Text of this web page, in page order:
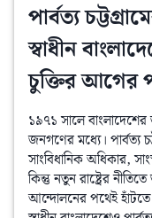
পার্বত্য
স্বাধীন
চুক্তির আগের
১৯৭১ সালে
জনগণের মধ্যে। পার্বত্য
সাংবিধানিক অধিকার,
কিন্তু নতুন রাষ্ট্রের
আন্দোলনের পথেই